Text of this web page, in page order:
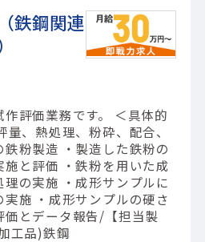
鉄鋼関連
評価業務です。 ＜具体的
量、熱処理、粉砕、配合、
粉製造 ・製造した鉄粉の
と評価 ・鉄粉を用いた成
の実施 ・成形サンプルに
施 ・成形サンプルの硬さ
価とデータ報告/【担当製
工品)鉄鋼